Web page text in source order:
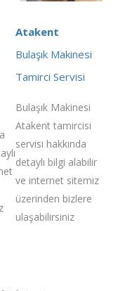
Atakent
Bulaşık Makinesi
Tamirci Servisi
Bulaşık Makinesi
Atakent tamircisi
servisi hakkında
detaylı bilgi alabilir
ve internet sitemiz
üzerinden bizlere
ulaşabilirsiniz